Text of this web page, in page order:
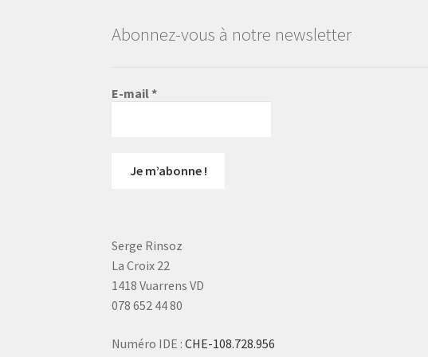
Abonnez-vous à notre newsletter
E-mail*
Serge Rinsoz
La Croix 22
1418 Vuarrens VD
078 652 44 80
Numéro IDE : CHE-108.728.956